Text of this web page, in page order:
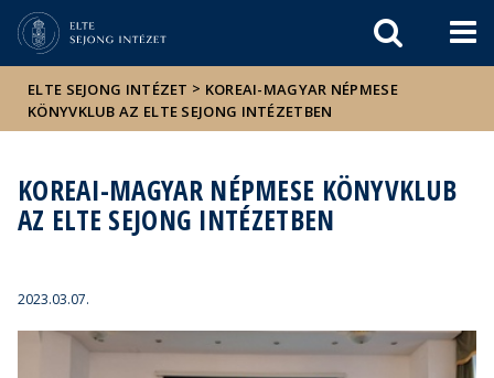
sajtóban
ELTE SEJONG INTÉZET > KOREAI-MAGYAR NÉPMESE
KÖNYVKLUB AZ ELTE SEJONG INTÉZETBEN
KOREAI-MAGYAR NÉPMESE KÖNYVKLUB
AZ ELTE SEJONG INTÉZETBEN
2023.03.07.